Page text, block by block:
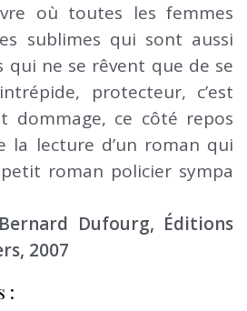
où toutes les femmes
sublimes qui sont aussi
qui ne se rêvent que de se
protecteur, c’est
dommage, ce côté repos
la lecture d’un roman qui
roman policier sympa
Dufourg, Éditions
2007
: